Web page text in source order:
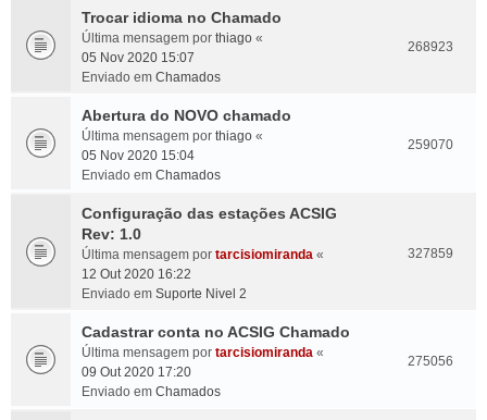
Trocar idioma no Chamado
Última mensagem por thiago «
05 Nov 2020 15:07
Enviado em Chamados
268923
Abertura do NOVO chamado
Última mensagem por thiago «
05 Nov 2020 15:04
Enviado em Chamados
259070
Configuração das estações ACSIG
Rev: 1.0
Última mensagem por tarcisiomiranda «
12 Out 2020 16:22
Enviado em Suporte Nivel 2
327859
Cadastrar conta no ACSIG Chamado
Última mensagem por tarcisiomiranda «
09 Out 2020 17:20
Enviado em Chamados
275056